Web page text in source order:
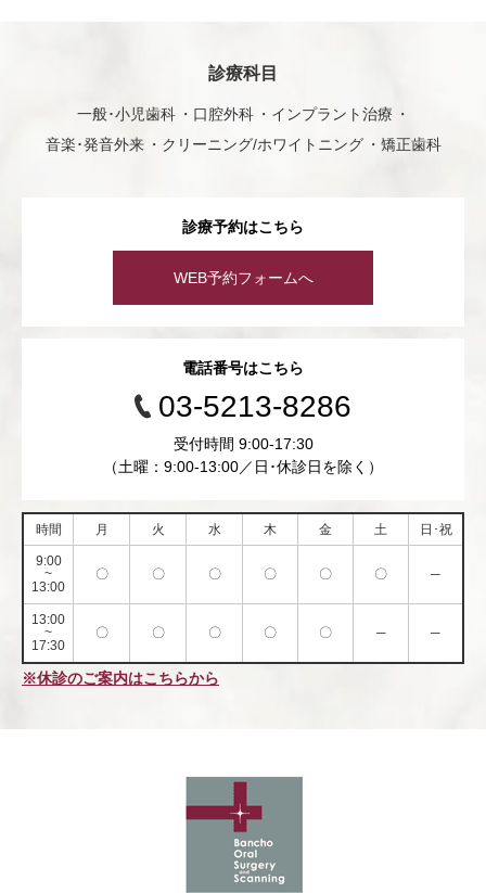
診療科目
一般･小児歯科 口腔外科
インプラント治療
音楽･発音外来
クリーニング/ホワイトニング 矯正歯科
診療予約はこちら
WEB予約フォームへ
電話番号はこちら
03-5213-8286
受付時間 9:00-17:30
（土曜：9:00-13:00／日･休診日を除く）
時間 月 火 水 木 金 土 日･祝
9:00
~
13:00
〇 〇 〇 〇 〇 〇 ─
13:00
~
17:30
〇 〇 〇 〇 〇 ─ ─
※休診のご案内はこちらから